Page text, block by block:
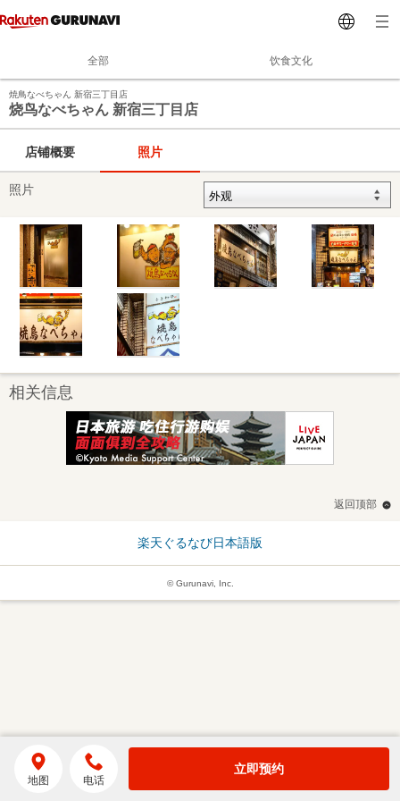
全部 饮食文化
焼鳥なべちゃん 新宿三丁目店
烧鸟なべちゃん 新宿三丁目店
店铺概要 照片
照片
相关信息
返回顶部
楽天ぐるなび日本語版
© Gurunavi, Inc.
地图 电话
立即预约